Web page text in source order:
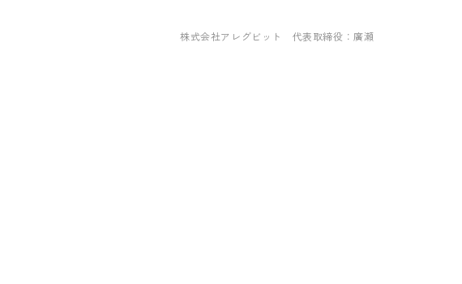
株式会社アレグビット 代表取締役：廣瀬